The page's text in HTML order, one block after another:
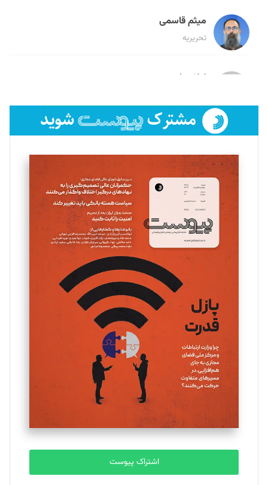
میثم قاسمی
تحریریه
لیلا حنارود
فائزه فتحی رستمی
تحریریه
سروش کرمیان
تحریریه
مینا پاکدل
یسنا امان‌پور
تحریریه
ملینا جعفری
تحریریه
مصطفی مسجدی آرانی
تحریریه
بابک نقاش
اشتراک پیوست